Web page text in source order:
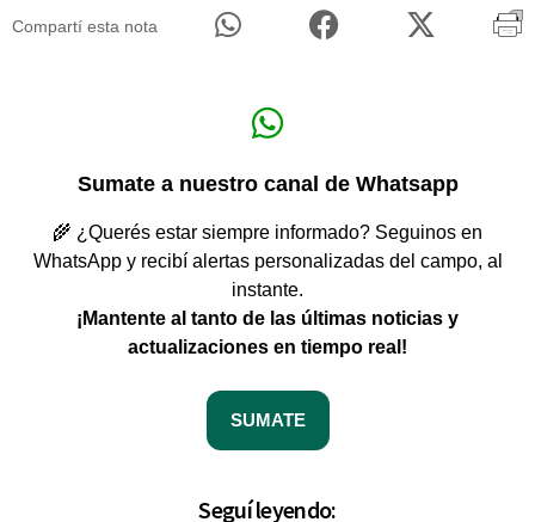
Compartí esta nota
Sumate a nuestro canal de Whatsapp
🌾 ¿Querés estar siempre informado? Seguinos en
WhatsApp y recibí alertas personalizadas del campo, al
instante.
¡Mantente al tanto de las últimas noticias y
actualizaciones en tiempo real!
SUMATE
Seguí leyendo: